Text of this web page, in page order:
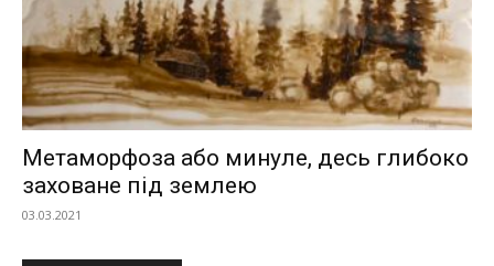
Метаморфоза або минуле, десь глибоко
заховане під землею
03.03.2021